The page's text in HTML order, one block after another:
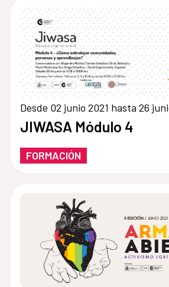
Desde 02 junio 2021 hasta 26
JIWASA Módulo 4
FORMACIÓN